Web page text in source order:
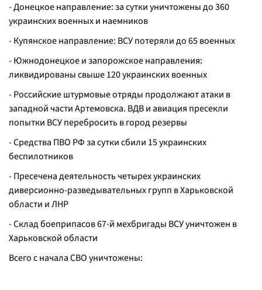
- Донецкое направление: за сутки уничтожены до 360
украинских военных и наемников
- Купянское направление: ВСУ потеряли до 65 военных
- Южнодонецкое и запорожское направления:
ликвидированы свыше 120 украинских военных
- Российские штурмовые отряды продолжают атаки в
западной части Артемовска. ВДВ и авиация пресекли
попытки ВСУ перебросить в город резервы
- Средства ПВО РФ за сутки сбили 15 украинских
беспилотников
- Пресечена деятельность четырех украинских
диверсионно-разведывательных групп в Харьковской
области и ЛНР
- Склад боеприпасов 67-й мехбригады ВСУ уничтожен в
Харьковской области
Всего с начала СВО уничтожены: